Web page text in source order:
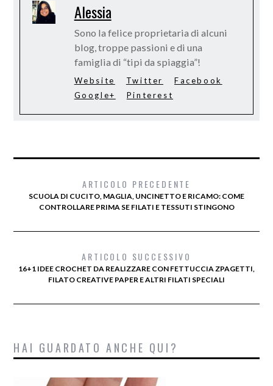
Alessia
Sono la felice proprietaria di alcuni
blog, troppe passioni e di una
famiglia di “tipi da spiaggia”!
Website Twitter
Facebook
Google+
Pinterest
ARTICOLO PRECEDENTE
SCUOLA DI CUCITO, MAGLIA, UNCINETTO E RICAMO: COME
CONTROLLARE PRIMA SE FILATI E TESSUTI STINGONO
ARTICOLO SUCCESSIVO
16+1 IDEE CROCHET DA REALIZZARE CON FETTUCCIA ZPAGETTI,
FILATO CREATIVE PAPER E ALTRI FILATI SPECIALI
HAI GUARDATO ANCHE QUI?